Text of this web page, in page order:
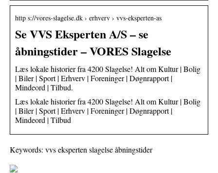
http s://vores-slagelse.dk › erhverv › vvs-eksperten-as
Se VVS Eksperten A/S – se
åbningstider – VORES Slagelse
Læs lokale historier fra 4200 Slagelse! Alt om Kultur | Bolig
| Biler | Sport | Erhverv | Foreninger | Døgnrapport |
Mindeord | Tilbud.
Læs lokale historier fra 4200 Slagelse! Alt om Kultur | Bolig
| Biler | Sport | Erhverv | Foreninger | Døgnrapport |
Mindeord | Tilbud
Keywords: vvs eksperten slagelse åbningstider